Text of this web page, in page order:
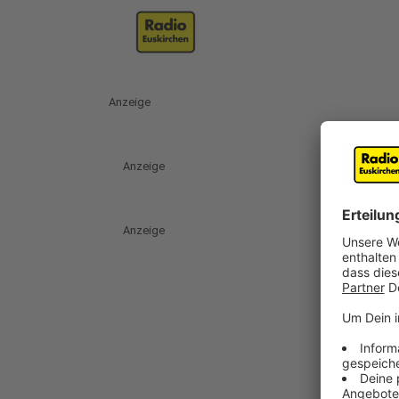
Anzeige
Anzeige
Anzeige